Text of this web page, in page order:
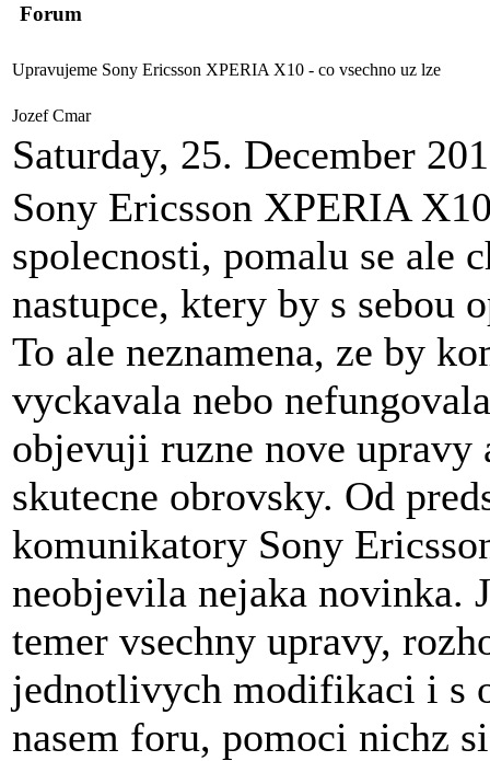
Forum
Upravujeme Sony Ericsson XPERIA X10 - co vsechno uz lze
Jozef Cmar
Saturday, 25. December
Sony Ericsson XPERIA
spolecnosti, pomalu se ale
nastupce, ktery by s sebou
To ale neznamena, ze by
vyckavala nebo
objevuji ruzne nove
skutecne obrovsky. Od
komunikatory Sony
neobjevila nejaka novinka.
temer vsechny upravy,
jednotlivych modifikaci i s
nasem foru, pomoci nichz